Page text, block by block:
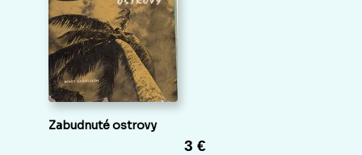
Zabudnuté ostrovy
3 €